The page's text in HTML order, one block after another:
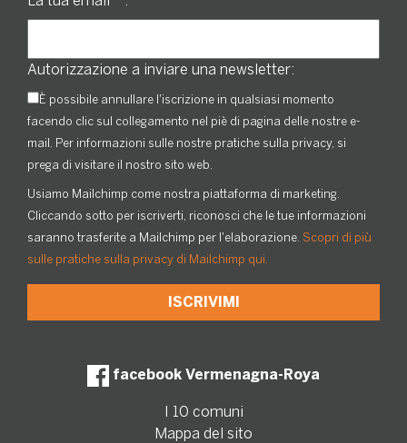
Autorizzazione a inviare una newsletter:
È possibile annullare l'iscrizione in qualsiasi momento
facendo clic sul collegamento nel piè di pagina delle nostre e-
mail. Per informazioni sulle nostre pratiche sulla privacy, si
prega di visitare il nostro sito web.
Usiamo Mailchimp come nostra piattaforma di marketing.
Cliccando sotto per iscriverti, riconosci che le tue informazioni
saranno trasferite a Mailchimp per l'elaborazione. Scopri di più
sulle pratiche sulla privacy di Mailchimp qui.
facebook Vermenagna-Roya
I 10 comuni
Mappa del sito